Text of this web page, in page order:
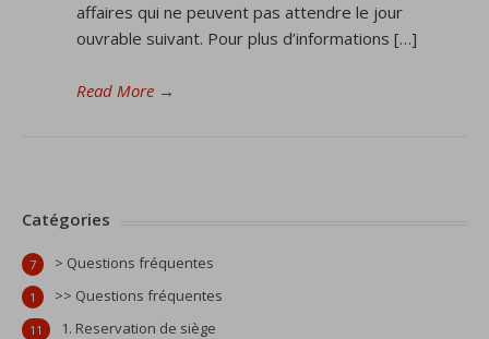
affaires qui ne peuvent pas attendre le jour
ouvrable suivant. Pour plus d’informations […]
Read More →
Catégories
> Questions fréquentes
7
>> Questions fréquentes
1
1. Reservation de siège
11